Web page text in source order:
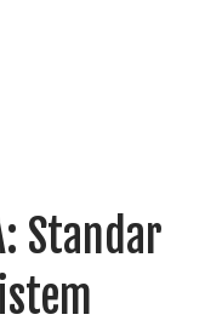
Standar